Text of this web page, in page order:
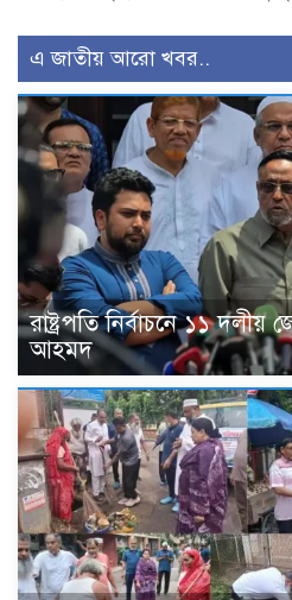
এ জাতীয় আরো খবর..
রাষ্ট্রপতি নির্বাচনে ১১ দলীয়
আহমদ